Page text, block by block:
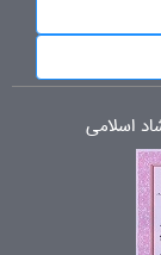
اسلامی